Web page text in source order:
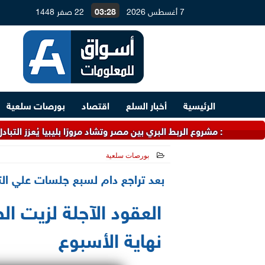
7 أغسطس 2026 03:28 22 صفر 1448
الرئيسية أخبار السلع اقتصاد
بورصات سلعية
الربط البري بين مصر وتشاد مرورًا بليبيا يُعزز التبادل التجاري
بورصات سلعية
بعد تراجع دام لسبع جلسات علي
العقود الآجلة
نهاية الأسبوع